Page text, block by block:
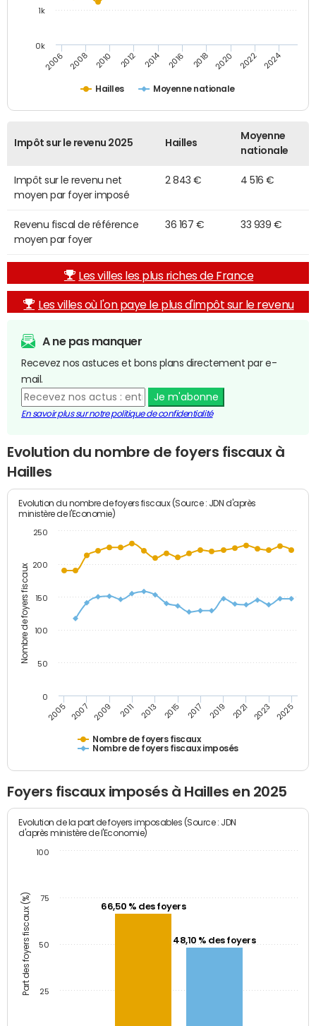
Hailles Moyenne nationale
2006 2008 2010 2012 2014 2016 2018 2020 2022 2024
0k
1k
Impôt sur le revenu 2025 Hailles
Moyenne
nationale
Impôt sur le revenu net
moyen par foyer imposé
2 843 € 4 516 €
Revenu fiscal de référence
moyen par foyer
36 167 € 33 939 €
Les villes les plus riches de France
Les villes où l'on paye le plus d'impôt sur le revenu
A ne pas manquer
Recevez nos astuces et bons plans directement par e-
mail.
Je m'abonne
En savoir plus sur notre politique de confidentialité
Evolution du nombre de foyers fiscaux à
Hailles
Nombre de foyers fiscaux
Evolution du nombre de foyers fiscaux (Source : JDN d'après
ministère de l'Economie)
Nombre de foyers fiscaux
Nombre de foyers fiscaux imposés
2005 2007 2009 2011 2013 2015 2017 2019 2021 2023 2025
0
50
100
150
200
250
Foyers fiscaux imposés à Hailles en 2025
Part des foyers fiscaux (%)
Evolution de la part de foyers imposables (Source : JDN
d'après ministère de l'Economie)
66,50 % des foyers
48,10 % des foyers
25
50
75
100